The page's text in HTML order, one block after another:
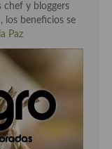
chef y bloggers
los beneficios se
Paz